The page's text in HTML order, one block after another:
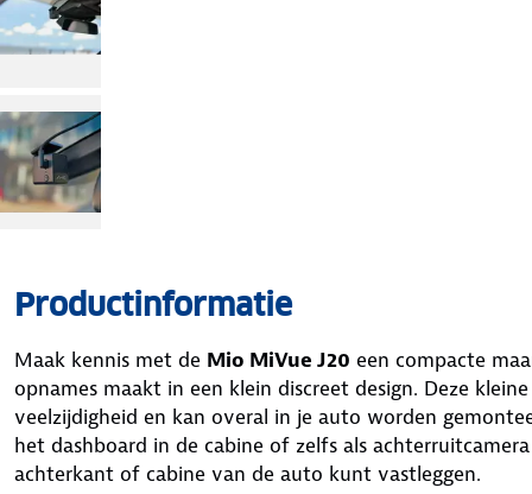
Productinformatie
Maak kennis met de Mio MiVue J20 een compacte
opnames maakt in een klein discreet design. Deze
veelzijdigheid en kan overal in je auto worden
het dashboard in de cabine of zelfs als
achterkant of cabine van de auto kunt vastleggen.